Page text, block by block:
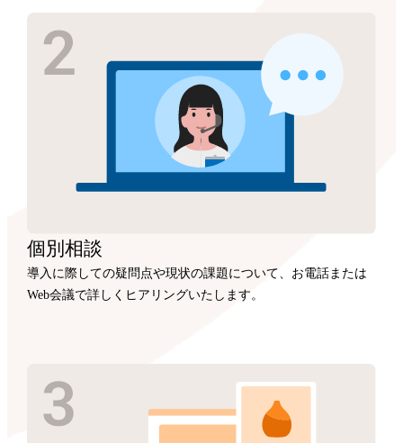
個別相談
導入に際しての疑問点や現状の課題について、お電話または
Web会議で詳しくヒアリングいたします。